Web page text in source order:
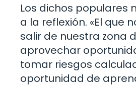
Los dichos populares
a la reflexión. «El que
salir de nuestra zona
aprovechar
tomar riesgos
oportunidad de